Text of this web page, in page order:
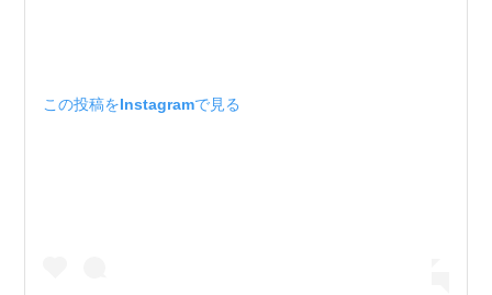
この投稿をInstagramで見る